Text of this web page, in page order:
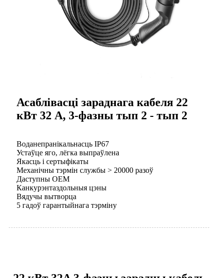
Асаблівасці зараднага кабеля 22
кВт 32 А, 3-фазны тып 2 - тып 2
Воданепранікальнасць IP67
Устаўце яго, лёгка выпраўлена
Якасць і сертыфікаты
Механічны тэрмін службы > 20000 разоў
Даступны OEM
Канкурэнтаздольныя цэны
Вядучы вытворца
5 гадоў гарантыйнага тэрміну